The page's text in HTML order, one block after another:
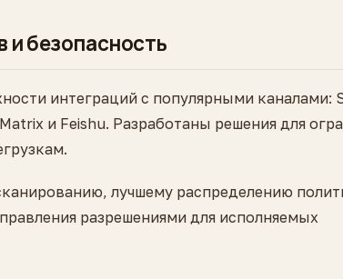
безопасность
интеграций с популярными каналами:
и Feishu. Разработаны решения для
лучшему распределению
разрешениями для исполняемых